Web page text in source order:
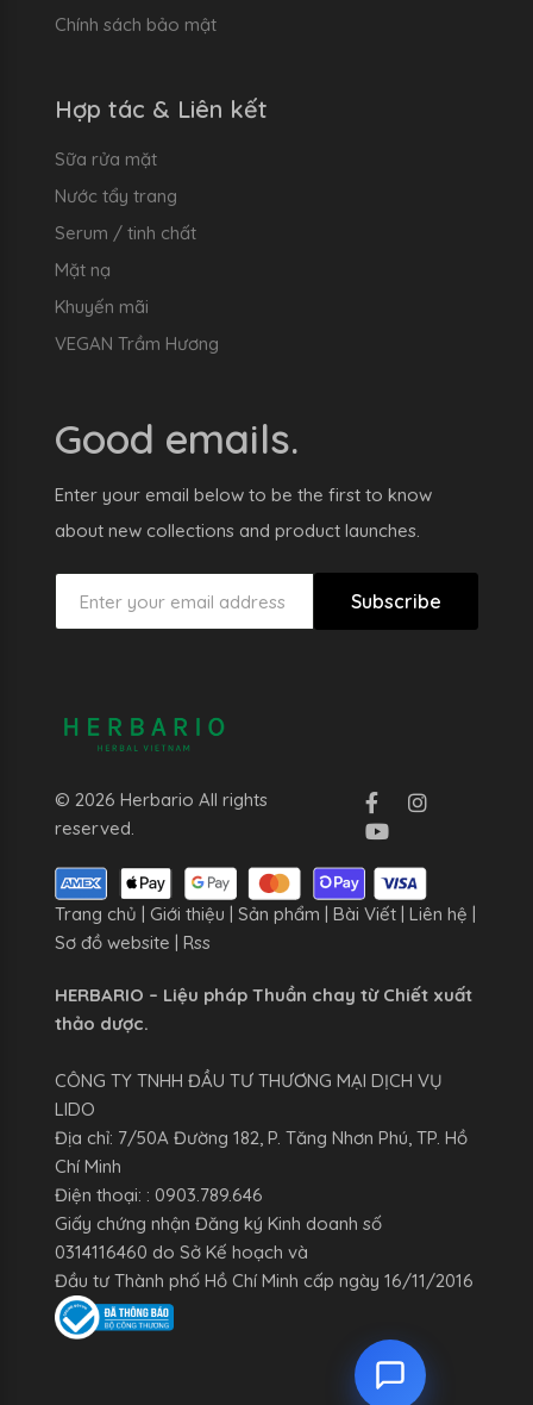
Chính sách bảo mật
Hợp tác & Liên kết
Sữa rửa mặt
Nước tẩy trang
Serum / tinh chất
Mặt nạ
Khuyến mãi
VEGAN Trầm Hương
Good emails.
Enter your email below to be the first to know
about new collections and product launches.
Subscribe
© 2026 Herbario All rights
reserved.
Trang chủ | Giới thiệu | Sản phẩm | Bài Viết | Liên hệ |
Sơ đồ website | Rss
HERBARIO – Liệu pháp Thuần chay từ Chiết xuất
thảo dược.
CÔNG TY TNHH ĐẦU TƯ THƯƠNG MẠI DỊCH VỤ
LIDO
Địa chỉ: 7/50A Đường 182, P. Tăng Nhơn Phú, TP. Hồ
Chí Minh
Điện thoại: : 0903.789.646
Giấy chứng nhận Đăng ký Kinh doanh số
0314116460 do Sở Kế hoạch và
Đầu tư Thành phố Hồ Chí Minh cấp ngày 16/11/2016